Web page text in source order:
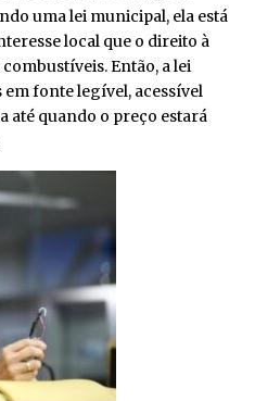
uma lei municipal, ela está
local que o direito à
Então, a lei
fonte legível, acessível
até quando o preço estará